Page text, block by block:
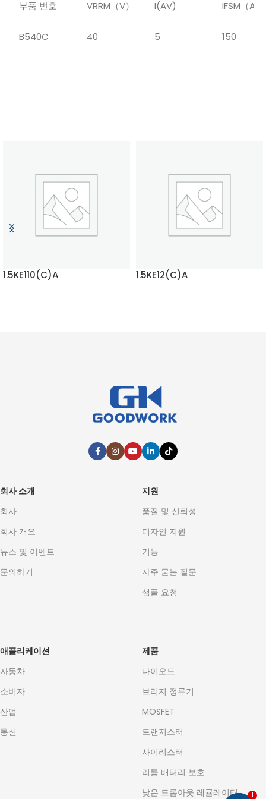
부품 번호 VRRM（V） I(AV) IFSM（A）
B540C 40 5 150
1.5KE110(C)A 1.5KE12(C)A
회사 소개
회사
회사 개요
뉴스 및 이벤트
문의하기
지원
품질 및 신뢰성
디자인 지원
기능
자주 묻는 질문
샘플 요청
애플리케이션
자동차
소비자
산업
통신
제품
다이오드
브리지 정류기
MOSFET
트랜지스터
사이리스터
리튬 배터리 보호
낮은 드롭아웃 레귤레이터
1